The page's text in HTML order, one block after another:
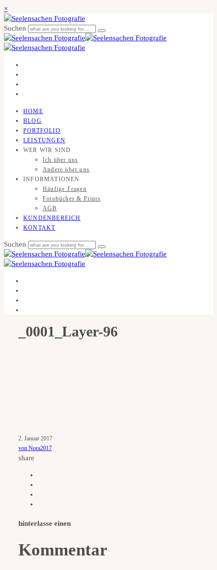
×
Suchen
HOME
BLOG
PORTFOLIO
LEISTUNGEN
WER WIR SIND
Ich über uns
Andere über uns
INFORMATIONEN
Häufige Fragen
Fotobücher & Prints
AGB
KUNDENBEREICH
KONTAKT
Suchen
_0001_Layer-96
2. Januar 2017
von Nora2017
share
hinterlasse einen
Kommentar